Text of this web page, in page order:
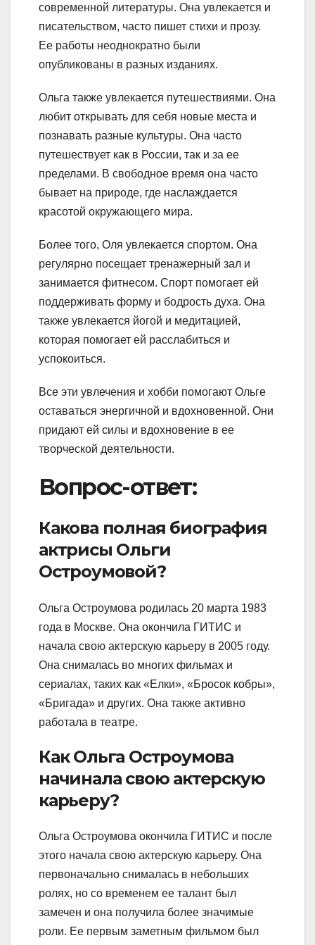
современной литературы. Она увлекается и
писательством, часто пишет стихи и прозу.
Ее работы неоднократно были
опубликованы в разных изданиях.
Ольга также увлекается путешествиями. Она
любит открывать для себя новые места и
познавать разные культуры. Она часто
путешествует как в России, так и за ее
пределами. В свободное время она часто
бывает на природе, где наслаждается
красотой окружающего мира.
Более того, Оля увлекается спортом. Она
регулярно посещает тренажерный зал и
занимается фитнесом. Спорт помогает ей
поддерживать форму и бодрость духа. Она
также увлекается йогой и медитацией,
которая помогает ей расслабиться и
успокоиться.
Все эти увлечения и хобби помогают Ольге
оставаться энергичной и вдохновенной. Они
придают ей силы и вдохновение в ее
творческой деятельности.
Вопрос-ответ:
Какова полная биография
актрисы Ольги
Остроумовой?
Ольга Остроумова родилась 20 марта 1983
года в Москве. Она окончила ГИТИС и
начала свою актерскую карьеру в 2005 году.
Она снималась во многих фильмах и
сериалах, таких как «Елки», «Бросок кобры»,
«Бригада» и других. Она также активно
работала в театре.
Как Ольга Остроумова
начинала свою актерскую
карьеру?
Ольга Остроумова окончила ГИТИС и после
этого начала свою актерскую карьеру. Она
первоначально снималась в небольших
ролях, но со временем ее талант был
замечен и она получила более значимые
роли. Ее первым заметным фильмом был